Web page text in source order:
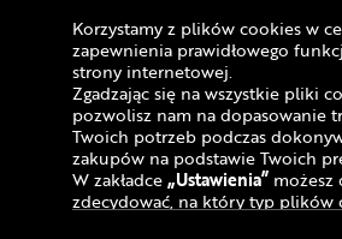
Copyright © 2005 - 2026
Polityka prywatności i zasady
serwisu
Informacja o plikach cookies
Korzystamy z plików cookies w
zapewnienia prawidłowego
strony internetowej.
Zgadzając się na wszystkie pliki
pozwolisz nam na dopasowanie
Twoich potrzeb podczas
zakupów na podstawie Twoich
W zakładce„Ustawienia”
zdecydować, na który typ plików